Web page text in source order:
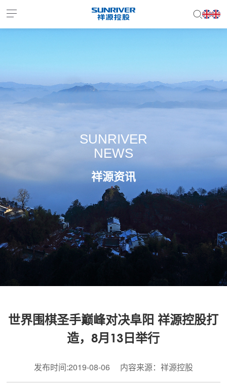
ENJP
SUNRIVER
NEWS
祥源资讯
世界围棋圣手巅峰对决阜阳 祥源控股打
造，8月13日举行
发布时间:2019-08-06 内容来源：祥源控股